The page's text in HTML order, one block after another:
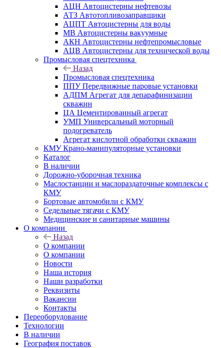
АЦН Автоцистерны нефтевозы
АТЗ Автотопливозаправщики
АЦПТ Автоцистерны для воды
МВ Автоцистерны вакуумные
АКН Автоцистерны нефтепромысловые
АЦВ Автоцистерны для технической воды
Промысловая спецтехника
Назад
Промысловая спецтехника
ППУ Передвижные паровые установки
АДПМ Агрегат для депарафинизации
скважин
ЦА Цементированный агрегат
УМП Универсальный моторный
подогреватель
Агрегат кислотной обработки скважин
КМУ Крано-манипуляторные установки
Каталог
В наличии
Дорожно-уборочная техника
Маслостанции и маслораздаточные комплексы с
КМУ
Бортовые автомобили с КМУ
Седельные тягачи с КМУ
Медицинские и санитарные машины
О компании
Назад
О компании
О компании
Новости
Наша история
Наши разработки
Реквизиты
Вакансии
Контакты
Переоборудование
Технологии
В наличии
География поставок